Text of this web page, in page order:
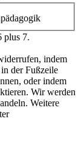
plus 7.
indem
der Fußzeile
oder indem
Wir werden
Weitere